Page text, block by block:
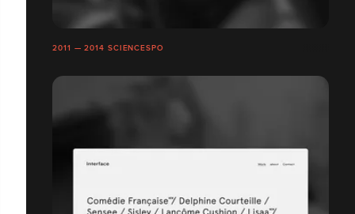
2011 — 2014 SCIENCESPO